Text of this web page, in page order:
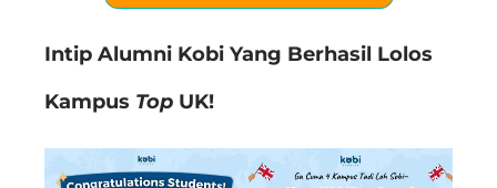
Intip Alumni Kobi Yang Berhasil Lolos
Kampus Top UK!